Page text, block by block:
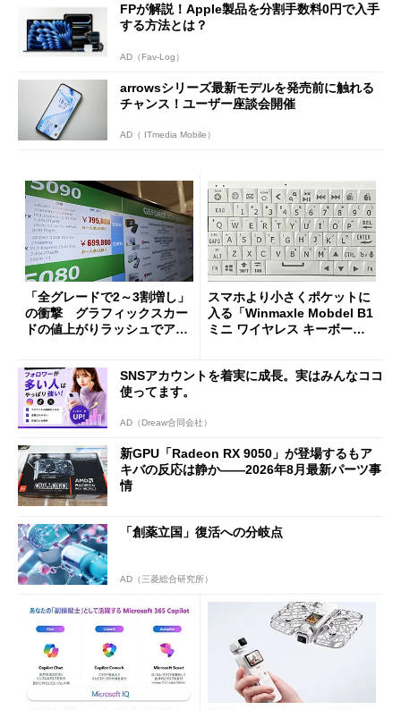
FPが解説！Apple製品を分割手数料0円で入手
する方法とは？
AD（Fav-Log）
arrowsシリーズ最新モデルを発売前に触れる
チャンス！ユーザー座談会開催
AD（ ITmedia Mobile）
「全グレードで2～3割増し」
の衝撃 グラフィックスカー
ドの値上がりラッシュでアキ
スマホより小さくポケットに
入る「Winmaxle Mobdel B1
ミニ ワイヤレス キーボー
SNSアカウントを着実に成長。実はみんなココ
使ってます。
AD（Dreaw合同会社）
新GPU「Radeon RX 9050」が登場するもア
キバの反応は静か――2026年8月最新パーツ事
情
「創薬立国」復活への分岐点
AD（三菱総合研究所）